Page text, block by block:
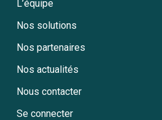
L’équipe
Nos solutions
Nos partenaires
Nos actualités
Nous contacter
Se connecter